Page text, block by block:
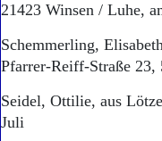
21423 Winsen / Luhe,
Schemmerling,
Pfarrer-Reiff-Straße
Seidel, Ottilie, aus
Juli